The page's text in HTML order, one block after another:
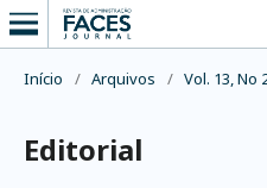
Início / Arquivos / Vol. 13, No
Editorial